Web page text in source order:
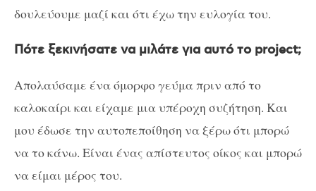
δουλεύουμε μαζί και ότι έχω την ευλογία του.
Πότε ξεκινήσατε να μιλάτε για αυτό το project;
Απολαύσαμε ένα όμορφο γεύμα πριν από το
καλοκαίρι και είχαμε μια υπέροχη συζήτηση. Και
μου έδωσε την αυτοπεποίθηση να ξέρω ότι μπορώ
να το κάνω. Είναι ένας απίστευτος οίκος και μπορώ
να είμαι μέρος του.